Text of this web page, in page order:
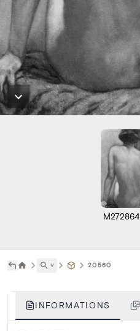
M272864
˅ 20560
INFORMATIONS